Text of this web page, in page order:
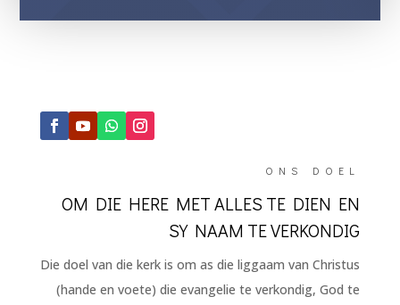
ONS DOEL
OM DIE HERE MET ALLES TE DIEN EN
SY NAAM TE VERKONDIG
Die doel van die kerk is om as die liggaam van Christus
(hande en voete) die evangelie te verkondig, God te